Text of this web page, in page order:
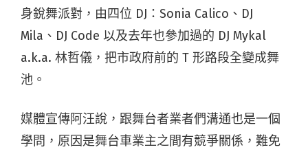
身銳舞派對，由四位 DJ：Sonia Calico、DJ
Mila、DJ Code 以及去年也參加過的 DJ Mykal
a.k.a. 林哲儀，把市政府前的 T 形路段全變成舞
池。
媒體宣傳阿汪說，跟舞台者業者們溝通也是一個
學問，原因是舞台車業主之間有競爭關係，難免